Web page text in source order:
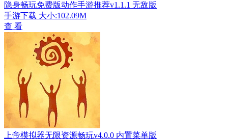
隐身畅玩免费版动作手游推荐v1.1.1 无敌版
手游下载 大小:102.09M
查 看
上帝模拟器无限资源畅玩v4.0.0 内置菜单版